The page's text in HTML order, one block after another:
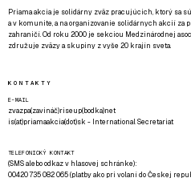
Priama akcia je solidárny zväz pracujúcich, ktorý sa
a v komunite, a na organizovanie solidárnych akcií za
zahraničí. Od roku 2000 je sekciou Medzinárodnej
združuje zväzy a skupiny z vyše 20 krajín sveta.
KONTAKTY
E-MAIL
zvazpa(zavináč)riseup(bodka)net
is(at)priamaakcia(dot)sk - International Secretariat
TELEFONICKÝ KONTAKT
(SMS alebo odkaz v hlasovej schránke):
00420 735 082 065 (platby ako pri volaní do Českej